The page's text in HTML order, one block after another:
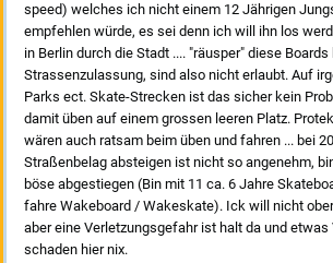
speed) welches ich nicht einem 12 Jährigen
empfehlen würde, es sei denn ich will ihn los
in Berlin durch die Stadt .... "räusper" diese
Strassenzulassung, sind also nicht erlaubt. Auf
Parks ect. Skate-Strecken ist das sicher kein
damit üben auf einem grossen leeren Platz.
wären auch ratsam beim üben und fahren ... bei
Straßenbelag absteigen ist nicht so angenehm,
böse abgestiegen (Bin mit 11 ca. 6 Jahre
fahre Wakeboard / Wakeskate). Ick will nicht
aber eine Verletzungsgefahr ist halt da und
schaden hier nix.